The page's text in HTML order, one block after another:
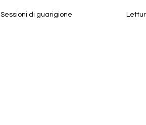
Sessioni di guarigione